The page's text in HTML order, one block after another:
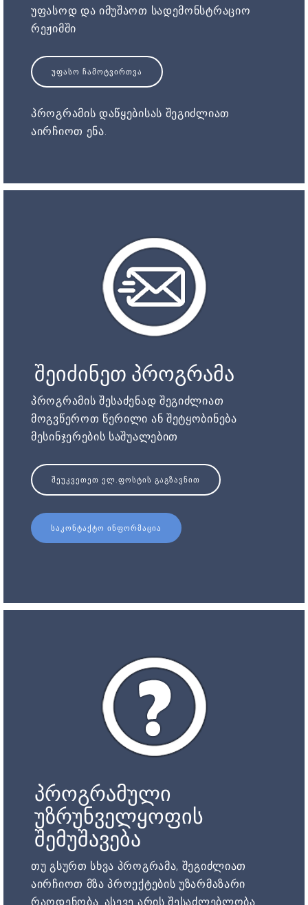
უფასოდ და იმუშაოთ სადემონსტრაციო
რეჟიმში
ᲣᲤᲐᲡᲝ ᲩᲐᲛᲝᲢᲕᲘᲠᲗᲕᲐ
პროგრამის დაწყებისას შეგიძლიათ
აირჩიოთ ენა.
შეიძინეთ პროგრამა
პროგრამის შესაძენად შეგიძლიათ
მოგვწეროთ წერილი ან შეტყობინება
მესინჯერების საშუალებით
ᲨᲔᲣᲙᲕᲔᲗᲔᲗ ᲔᲚ.ᲤᲝᲡᲢᲘᲡ ᲒᲐᲒᲖᲐᲕᲜᲘᲗ
ᲡᲐᲙᲝᲜᲢᲐᲥᲢᲝ ᲘᲜᲤᲝᲠᲛᲐᲪᲘᲐ
პროგრამული
უზრუნველყოფის
შემუშავება
თუ გსურთ სხვა პროგრამა, შეგიძლიათ
აირჩიოთ მზა პროექტების უზარმაზარი
რაოდენობა. ასევე არის შესაძლებლობა